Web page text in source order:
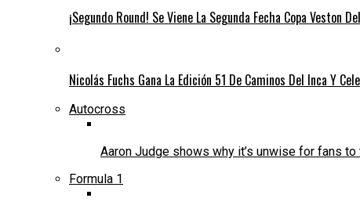
¡Segundo Round! Se Viene La Segunda Fecha Copa Veston
Nicolás Fuchs Gana La Edición 51 De Caminos Del Inca Y
Autocross
Aaron Judge shows why it’s unwise for fans to
Formula 1